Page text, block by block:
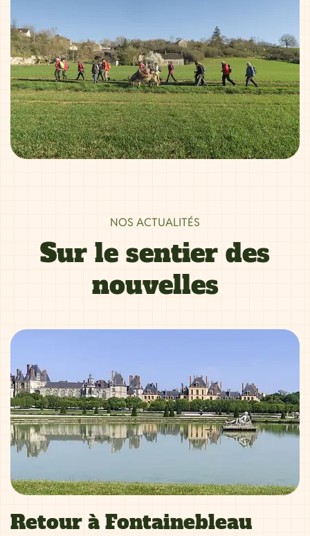
NOS ACTUALITÉS
Sur le sentier des
nouvelles
Retour à Fontainebleau